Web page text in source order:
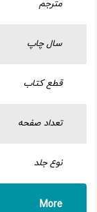
مترجم
سال چاپ
قطع کتاب
تعداد صفحه
نوع جلد
More